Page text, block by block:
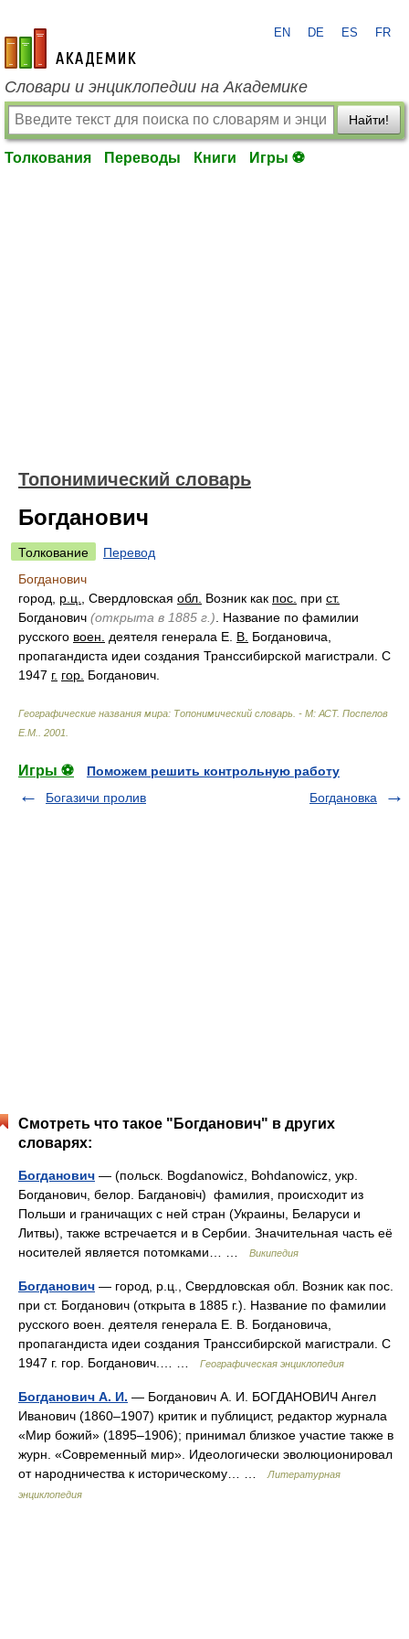
academic.ru
EN DE ES FR
Словари и энциклопедии на Академике
Найти!
Толкования Переводы Книги Игры ⚽
Топонимический словарь
Богданович
Толкование
Перевод
Богданович
город, р.ц. , Свердловская обл. Возник как пос. при ст.
Богданович (открыта в 1885 г.) . Название по фамилии
русского воен. деятеля генерала Е. В. Богдановича,
пропагандиста идеи создания Транссибирской магистрали. С
1947 г. гор. Богданович.
Географические названия мира: Топонимический словарь. - М: АСТ. Поспелов
Е.М.
2001
Игры ⚽
Поможем решить контрольную работу
Богазичи пролив
Богдановка
Смотреть что такое "Богданович" в других
словарях:
Богданович — (польск. Bogdanowicz, Bohdanowicz, укр.
Богданович, белор. Багдановіч) фамилия, происходит из
Польши и граничащих с ней стран (Украины, Беларуси и
Литвы), также встречается и в Сербии. Значительная часть её
носителей является потомками… …
Википедия
Богданович — город, р.ц., Свердловская обл. Возник как пос.
при ст. Богданович (открыта в 1885 г.). Название по фамилии
русского воен. деятеля генерала Е. В. Богдановича,
пропагандиста идеи создания Транссибирской магистрали. С
1947 г. гор. Богданович.… …
Географическая энциклопедия
Богданович А. И. — Богданович А. И. БОГДАНОВИЧ Ангел
Иванович (1860–1907) критик и публицист, редактор журнала
«Мир божий» (1895–1906); принимал близкое участие также в
журн. «Современный мир». Идеологически эволюционировал
от народничества к историческому… …
Литературная
энциклопедия